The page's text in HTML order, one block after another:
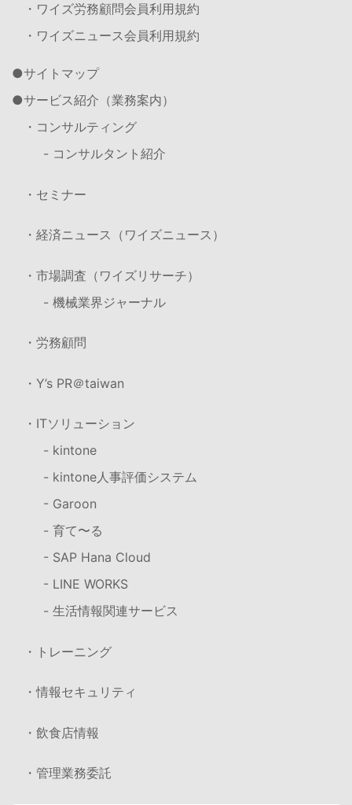
・ワイズ労務顧問会員利用規約
・ワイズニュース会員利用規約
サイトマップ
サービス紹介（業務案内）
・コンサルティング
- コンサルタント紹介
・セミナー
・経済ニュース（ワイズニュース）
・市場調査（ワイズリサーチ）
- 機械業界ジャーナル
・労務顧問
・Y’s PR＠taiwan
・ITソリューション
- kintone
- kintone人事評価システム
- Garoon
- 育て〜る
- SAP Hana Cloud
- LINE WORKS
- 生活情報関連サービス
・トレーニング
・情報セキュリティ
・飲食店情報
・管理業務委託